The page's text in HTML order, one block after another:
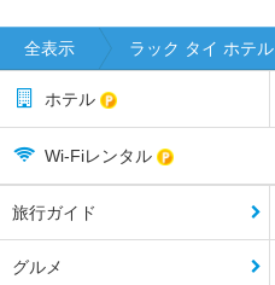
全表示 ラック タイ ホテル
ホテル
Wi-Fiレンタル
旅行ガイド
グルメ